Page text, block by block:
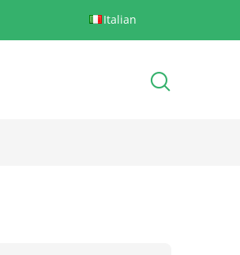
Italian